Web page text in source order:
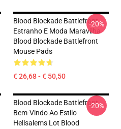
Blood Blockade Battlefront
Estranho E Moda Maravilha
Blood Blockade Battlefront
Mouse Pads
€ 26,68 - € 50,50
-20%
Blood Blockade Battlefront
Bem-Vindo Ao Estilo
Hellsalems Lot Blood
-20%